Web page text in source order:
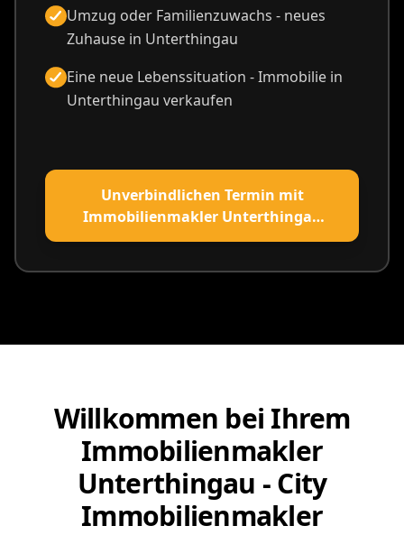
Umzug oder Familienzuwachs - neues
Zuhause in Unterthingau
Eine neue Lebenssituation - Immobilie in
Unterthingau verkaufen
Unverbindlichen Termin mit
Immobilienmakler Unterthingau
vereinbaren
Willkommen bei Ihrem
Immobilienmakler
Unterthingau - City
Immobilienmakler